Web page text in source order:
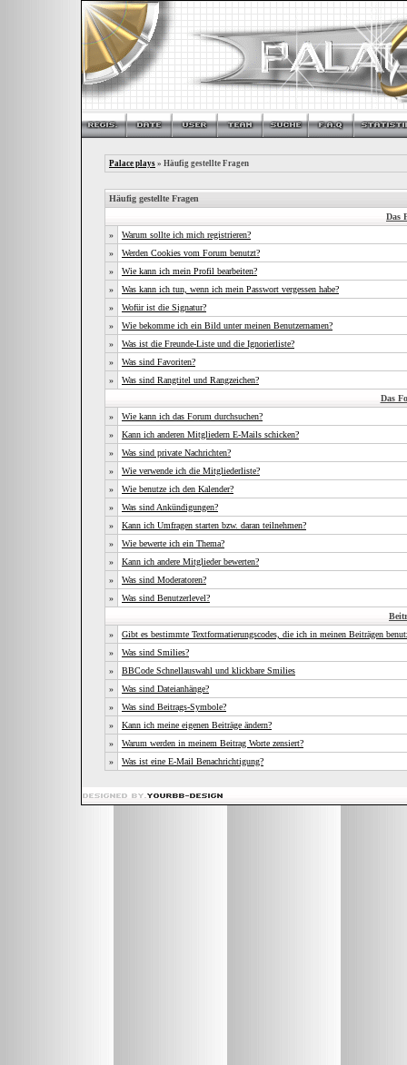
Palace plays » Häufig gestellte Fragen
Häufig gestellte Fragen
Das
»
Warum sollte ich mich registrieren?
»
Werden Cookies vom Forum benutzt?
»
Wie kann ich mein Profil bearbeiten?
»
Was kann ich tun, wenn ich mein Passwort vergessen habe?
»
Wofür ist die Signatur?
»
Wie bekomme ich ein Bild unter meinen Benutzernamen?
»
Was ist die Freunde-Liste und die Ignorierliste?
»
Was sind Favoriten?
»
Was sind Rangtitel und Rangzeichen?
Das
»
Wie kann ich das Forum durchsuchen?
»
Kann ich anderen Mitgliedern E-Mails schicken?
»
Was sind private Nachrichten?
»
Wie verwende ich die Mitgliederliste?
»
Wie benutze ich den Kalender?
»
Was sind Ankündigungen?
»
Kann ich Umfragen starten bzw. daran teilnehmen?
»
Wie bewerte ich ein Thema?
»
Kann ich andere Mitglieder bewerten?
»
Was sind Moderatoren?
»
Was sind Benutzerlevel?
»
Gibt es bestimmte Textformatierungscodes, die ich in meinen Beiträgen
»
Was sind Smilies?
»
BBCode Schnellauswahl und klickbare Smilies
»
Was sind Dateianhänge?
»
Was sind Beitrags-Symbole?
»
Kann ich meine eigenen Beiträge ändern?
»
Warum werden in meinem Beitrag Worte zensiert?
»
Was ist eine E-Mail Benachrichtigung?